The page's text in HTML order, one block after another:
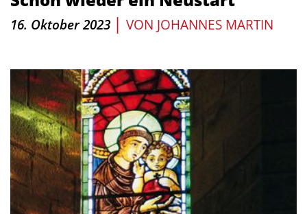
16. Oktober 2023 | VON JOHANNES MARTIN